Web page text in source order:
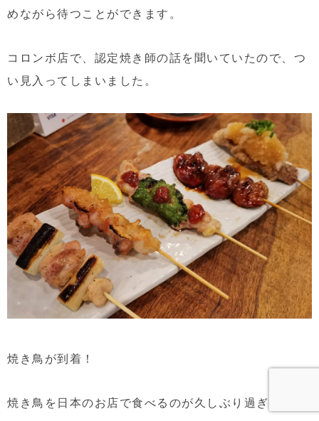
めながら待つことができます。
コロンボ店で、認定焼き師の話を聞いていたので、つ
い見入ってしまいました。
焼き鳥が到着！
焼き鳥を日本のお店で食べるのが久しぶり過ぎて染み